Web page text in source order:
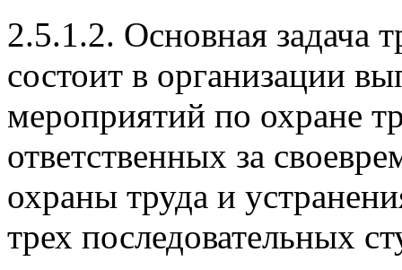
2.5.1.2. Основная задача
состоит в организации
мероприятий по охране
ответственных за
охраны труда и
трех последовательных